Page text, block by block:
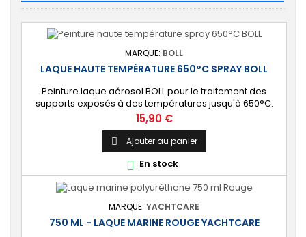
MARQUE: BOLL
LAQUE HAUTE TEMPÉRATURE 650°C SPRAY BOLL
Peinture laque aérosol BOLL pour le traitement des
supports exposés à des températures jusqu'à 650°C.
Prix
15,90 €
 Ajouter au panier
 En stock
MARQUE: YACHTCARE
750 ML - LAQUE MARINE ROUGE YACHTCARE